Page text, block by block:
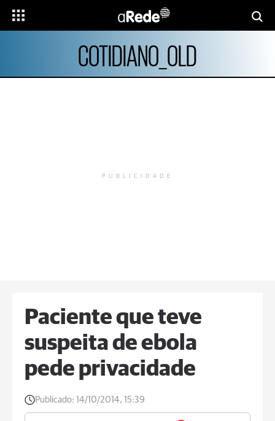
COTIDIANO_OLD
PUBLICIDADE
Paciente que teve
suspeita de ebola
pede privacidade
Publicado: 14/10/2014, 15:39